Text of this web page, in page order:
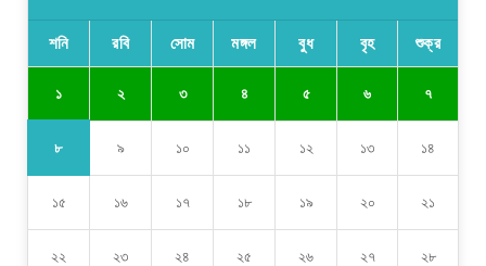
শনি রবি সোম মঙ্গল বুধ বৃহ শুক্র
১ ২ ৩ ৪ ৫ ৬ ৭
৮ ৯ ১০ ১১ ১২ ১৩ ১৪
১৫ ১৬ ১৭ ১৮ ১৯ ২০ ২১
২২ ২৩ ২৪ ২৫ ২৬ ২৭ ২৮